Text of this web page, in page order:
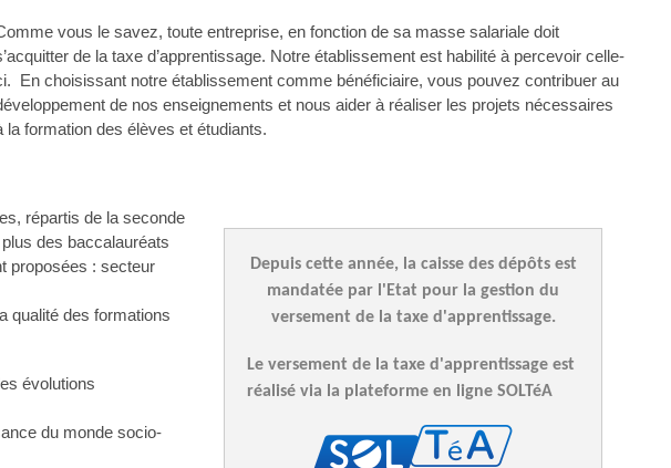
vous le savez, toute entreprise, en fonction de sa masse salariale doit
de la taxe d’apprentissage. Notre établissement est habilité à percevoir celle-
En choisissant notre établissement comme bénéficiaire, vous pouvez contribuer au
de nos enseignements et nous aider à réaliser les projets nécessaires
la formation des élèves et étudiants.
Depuis cette année, la caisse des dépôts est
mandatée par l'Etat pour la gestion du
versement de la taxe d'apprentissage.
Le versement de la taxe d'apprentissage est
réalisé via la plateforme en ligne SOLTéA
répartis de la seconde
des baccalauréats
proposées : secteur
qualité des formations
évolutions
du monde socio-